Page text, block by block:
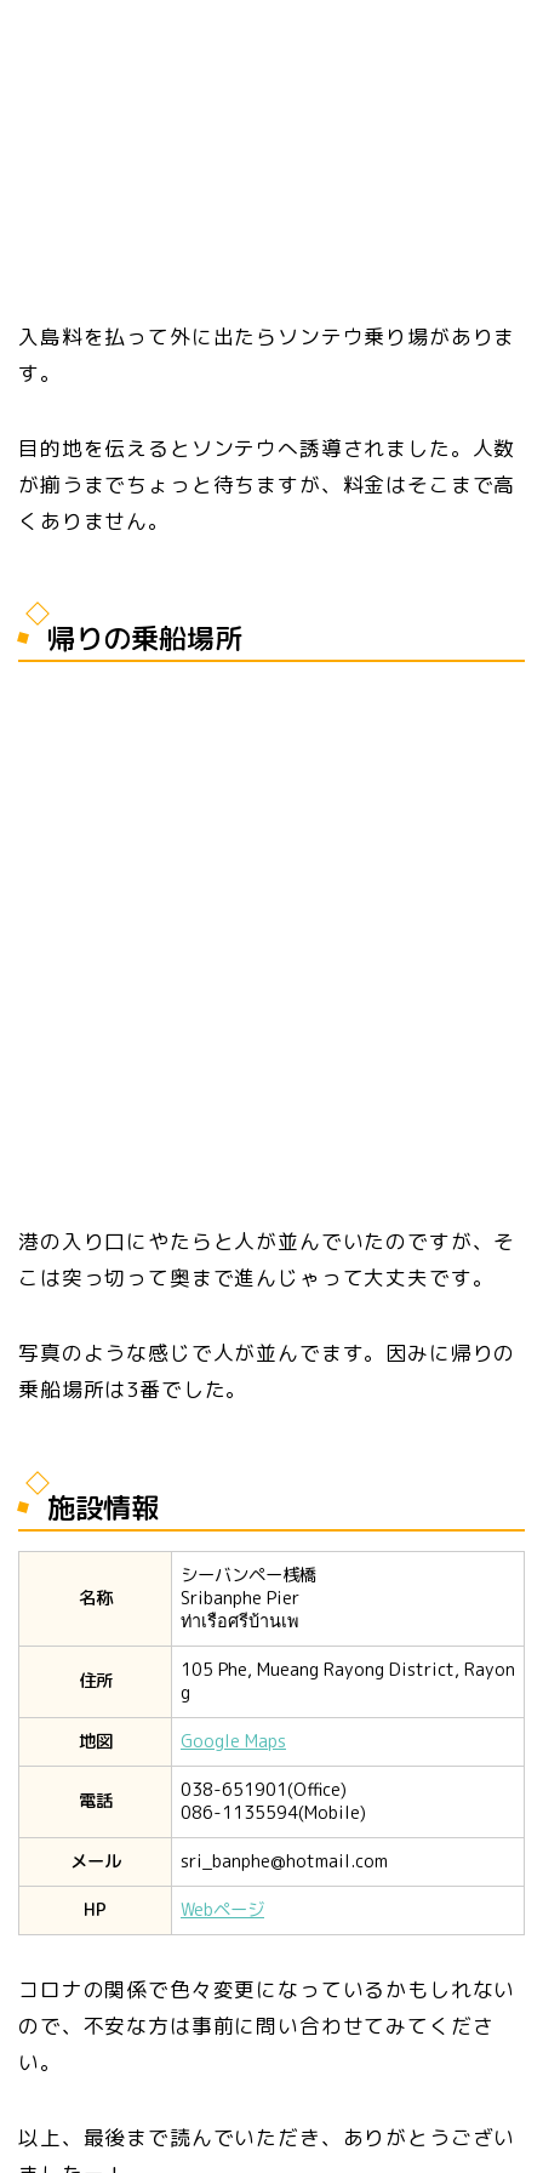
入島料を払って外に出たらソンテウ乗り場がありま
す。
目的地を伝えるとソンテウへ誘導されました。人数
が揃うまでちょっと待ちますが、料金はそこまで高
くありません。
帰りの乗船場所
港の入り口にやたらと人が並んでいたのですが、そ
こは突っ切って奥まで進んじゃって大丈夫です。
写真のような感じで人が並んでます。因みに帰りの
乗船場所は3番でした。
施設情報
名称
シーバンペー桟橋
Sribanphe Pier
ท่าเรือศรีบ้านเพ
住所
105 Phe, Mueang Rayong District, Rayon
g
地図
Google Maps
電話
038-651901(Office)
086-1135594(Mobile)
メール
sri_banphe@hotmail.com
HP
Webページ
コロナの関係で色々変更になっているかもしれない
ので、不安な方は事前に問い合わせてみてくださ
い。
以上、最後まで読んでいただき、ありがとうござい